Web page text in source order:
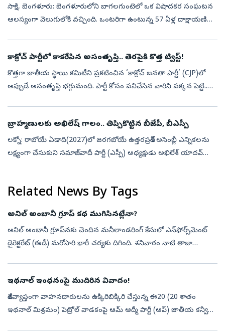
సాక్షి, బెంగళూరు: బెంగళూరులోని బాగలగుంటెలో ఒక విషాదకర సంఘటన
ఆలస్యంగా వెలుగులోకి వచ్చింది. ఒంటరిగా ఉంటున్న 57 ఏళ్ల దాక్షాయణి
కాక్రోచ్ పార్టీలో కాకరేపిన అసంతృప్తి.. తెరపైకి కొత్త ట్విస్ట్‌!
కొత్తగా జాతీయ స్థాయి కమిటీని ప్రకటించిన ‘కాక్రోచ్ జనతా పార్టీ’ (CJP)లో
అప్పుడే అసంతృప్తి భగ్గుమంది. పార్టీ కోసం పనిచేసిన వారిని పక్కన పెట్టి..
బ్రాహ్మణులకు అఖిలేష్‌ గాలం.. తిప్పికొట్టిన బీజేపీ, బీఎస్పీ
లక్నో: రాబోయే ఏడాది(2027)లో జరగబోయే ఉత్తరప్రదేశ్ అసెంబ్లీ ఎన్నికలను
లక్ష్యంగా చేసుకుని సమాజ్‌వాదీ పార్టీ (ఎస్పీ) అధ్యక్షుడు అఖిలేశ్ యాదవ్
Related News By Tags
అనిల్ అంబానీ గ్రూప్ కథ ముగిసినట్లేనా?
అనిల్ అంబానీ గ్రూప్‌నకు చెందిన మనీలాండరింగ్ కేసులో ఎన్‌ఫోర్స్‌మెంట్
డైరెక్టరేట్ (ఈడీ) మరోసారి భారీ చర్యకు దిగింది. శనివారం నాటి తాజా
ఇథనాల్ ఇంధనంపై ముదిరిన వివాదం!
దేశవ్యాప్తంగా వాహనదారులను ఉక్కిరిబిక్కిరి చేస్తున్న ఈ20 (20 శాతం
ఇథనాల్ మిశ్రమం) పెట్రోల్ వాడకంపై ఆమ్ ఆద్మీ పార్టీ (ఆప్‌) జాతీయ కన్వీనర్‌